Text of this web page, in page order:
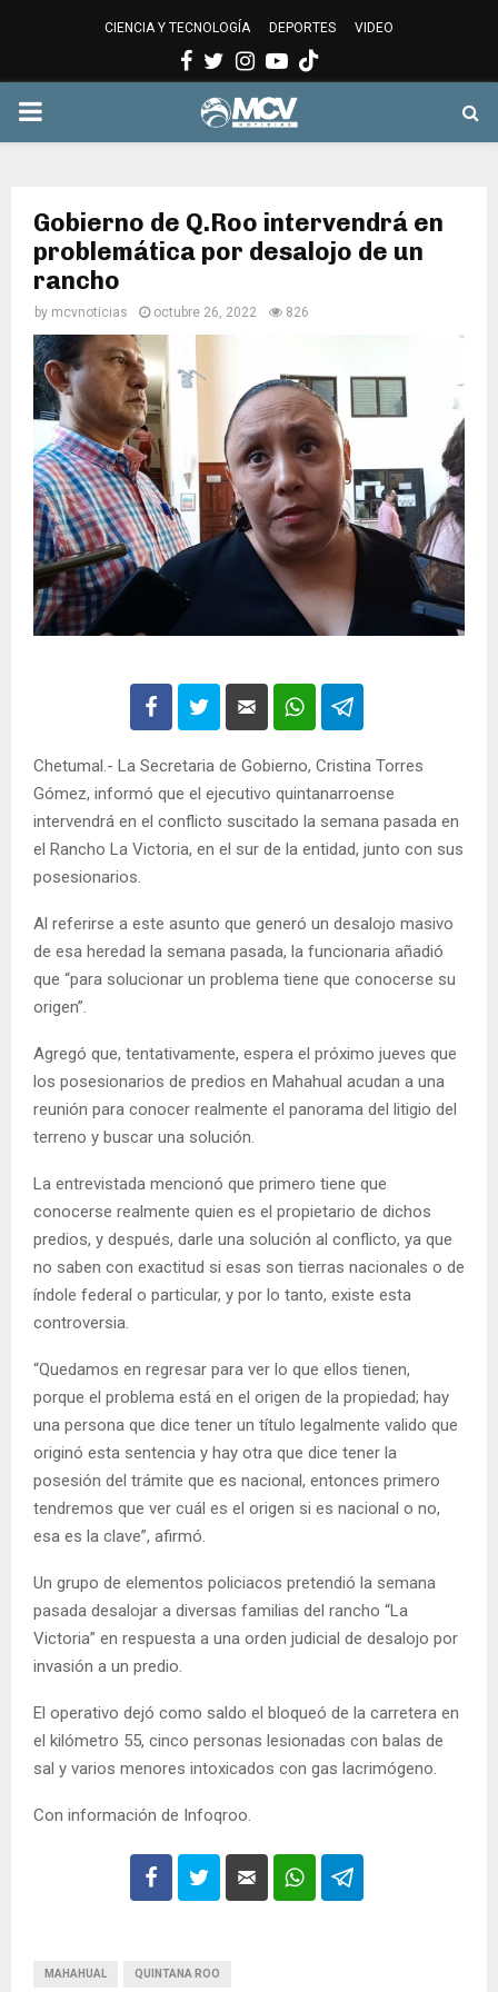
CIENCIA Y TECNOLOGÍA DEPORTES VIDEO
Facebook
Twitter
Instagram
Youtube
PRIMARY
Gobierno de Q.Roo intervendrá en
problemática por desalojo de un
rancho
by mcvnoticias octubre 26, 2022 826
Chetumal.- La Secretaria de Gobierno, Cristina Torres
Gómez, informó que el ejecutivo quintanarroense
intervendrá en el conflicto suscitado la semana pasada en
el Rancho La Victoria, en el sur de la entidad, junto con sus
posesionarios.
Al referirse a este asunto que generó un desalojo masivo
de esa heredad la semana pasada, la funcionaria añadió
que “para solucionar un problema tiene que conocerse su
origen”.
Agregó que, tentativamente, espera el próximo jueves que
los posesionarios de predios en Mahahual acudan a una
reunión para conocer realmente el panorama del litigio del
terreno y buscar una solución.
La entrevistada mencionó que primero tiene que
conocerse realmente quien es el propietario de dichos
predios, y después, darle una solución al conflicto, ya que
no saben con exactitud si esas son tierras nacionales o de
índole federal o particular, y por lo tanto, existe esta
controversia.
“Quedamos en regresar para ver lo que ellos tienen,
porque el problema está en el origen de la propiedad; hay
una persona que dice tener un título legalmente valido que
originó esta sentencia y hay otra que dice tener la
posesión del trámite que es nacional, entonces primero
tendremos que ver cuál es el origen si es nacional o no,
esa es la clave”, afirmó.
Un grupo de elementos policiacos pretendió la semana
pasada desalojar a diversas familias del rancho “La
Victoria” en respuesta a una orden judicial de desalojo por
invasión a un predio.
El operativo dejó como saldo el bloqueó de la carretera en
el kilómetro 55, cinco personas lesionadas con balas de
sal y varios menores intoxicados con gas lacrimógeno.
Con información de Infoqroo.
MAHAHUAL QUINTANA ROO